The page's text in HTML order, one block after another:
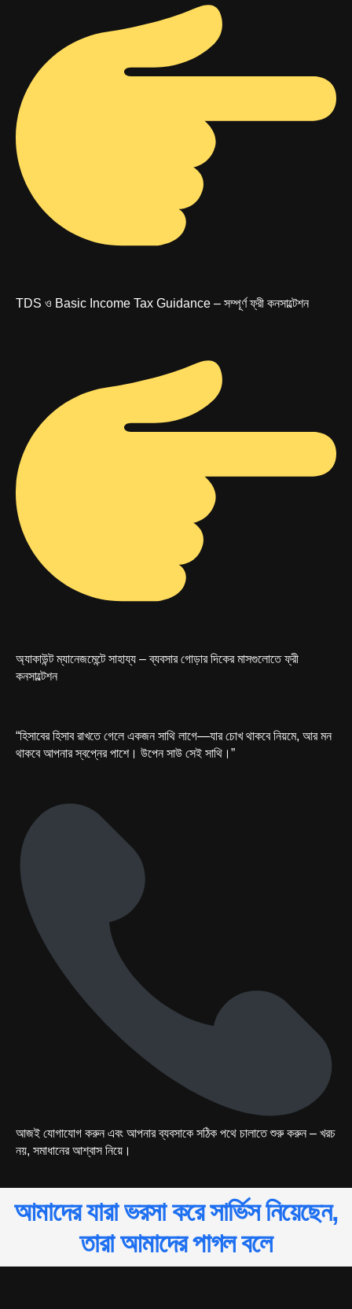
TDS ও Basic Income Tax Guidance – সম্পূর্ণ ফ্রী কনসাল্টেশন
অ্যাকাউন্ট ম্যানেজমেন্টে সাহায্য – ব্যবসার গোড়ার দিকের মাসগুলোতে ফ্রী
কনসাল্টেশন
“হিসাবের হিসাব রাখতে গেলে একজন সাথি লাগে—যার চোখ থাকবে নিয়মে, আর মন
থাকবে আপনার স্বপ্নের পাশে। উপেন সাউ সেই সাথি।”
আজই যোগাযোগ করুন এবং আপনার ব্যবসাকে সঠিক পথে চালাতে শুরু করুন – খরচ
নয়, সমাধানের আশ্বাস নিয়ে।
আমাদের যারা ভরসা করে সার্ভিস নিয়েছেন,
তারা আমাদের পাগল বলে